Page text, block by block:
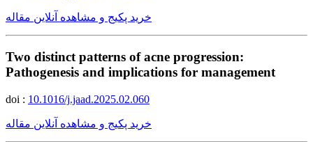
خرید پکیج و مشاهده آنلاین مقاله
Two distinct patterns of acne progression:
Pathogenesis and implications for management
doi : 10.1016/j.jaad.2025.02.060
خرید پکیج و مشاهده آنلاین مقاله